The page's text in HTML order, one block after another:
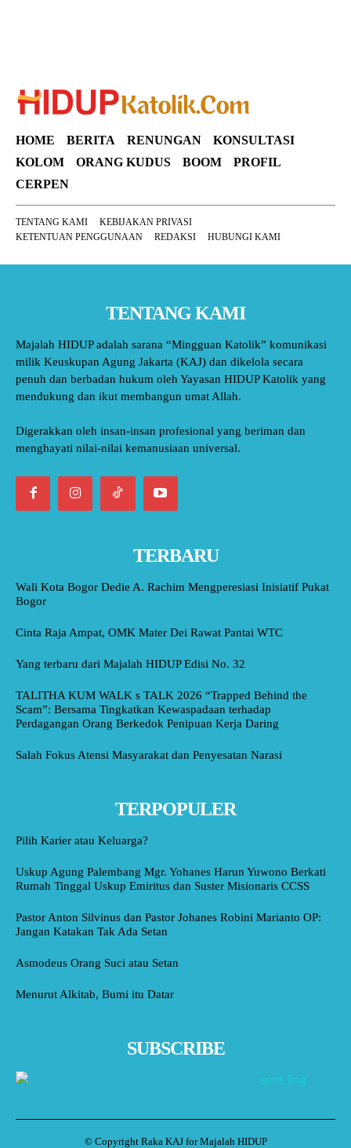
HOME BERITA RENUNGAN
KONSULTASI
KOLOM
ORANG KUDUS BOOM
PROFIL
CERPEN
TENTANG KAMI
KEBIJAKAN PRIVASI
KETENTUAN PENGGUNAAN
REDAKSI HUBUNGI KAMI
TENTANG KAMI
Majalah HIDUP adalah sarana “Mingguan Katolik” komunikasi
milik Keuskupan Agung Jakarta (KAJ) dan dikelola secara
penuh dan berbadan hukum oleh Yayasan HIDUP Katolik yang
mendukung dan ikut membangun umat Allah.
Digerakkan oleh insan-insan profesional yang beriman dan
menghayati nilai-nilai kemanusiaan universal.
TERBARU
Wali Kota Bogor Dedie A. Rachim Mengperesiasi Inisiatif Pukat
Bogor
Cinta Raja Ampat, OMK Mater Dei Rawat Pantai WTC
Yang terbaru dari Majalah HIDUP Edisi No. 32
TALITHA KUM WALK s TALK 2026 “Trapped Behind the
Scam”: Bersama Tingkatkan Kewaspadaan terhadap
Perdagangan Orang Berkedok Penipuan Kerja Daring
Salah Fokus Atensi Masyarakat dan Penyesatan Narasi
TERPOPULER
Pilih Karier atau Keluarga?
Uskup Agung Palembang Mgr. Yohanes Harun Yuwono Berkati
Rumah Tinggal Uskup Emiritus dan Suster Misionaris CCSS
Pastor Anton Silvinus dan Pastor Johanes Robini Marianto OP:
Jangan Katakan Tak Ada Setan
Asmodeus Orang Suci atau Setan
Menurut Alkitab, Bumi itu Datar
SUBSCRIBE
© Copyright Raka KAJ for Majalah HIDUP